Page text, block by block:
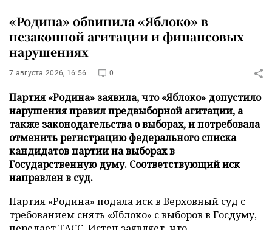
«Родина» обвинила «Яблоко» в
незаконной агитации и финансовых
нарушениях
7 августа 2026, 16:56 0
Партия «Родина» заявила, что «Яблоко» допустило
нарушения правил предвыборной агитации, а
также законодательства о выборах, и потребовала
отменить регистрацию федерального списка
кандидатов партии на выборах в
Государственную думу. Соответствующий иск
направлен в суд.
Партия «Родина» подала иск в Верховный суд с
требованием снять «Яблоко» с выборов в Госдуму,